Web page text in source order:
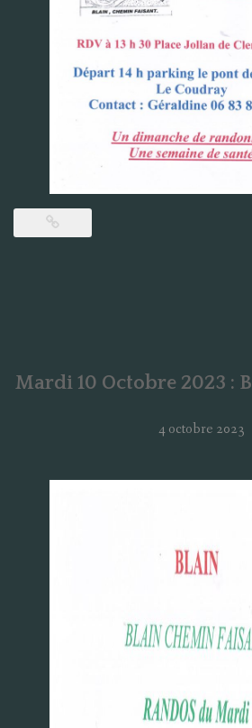
Mardi 10 Octobre 2023 :
4 octobre 2023